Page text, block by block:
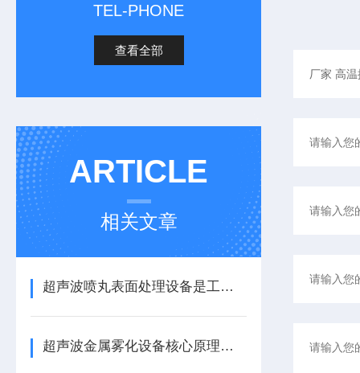
TEL-PHONE
查看全部
ARTICLE
相关文章
超声波喷丸表面处理设备是工艺与应用介绍
超声波金属雾化设备核心原理与应用场景